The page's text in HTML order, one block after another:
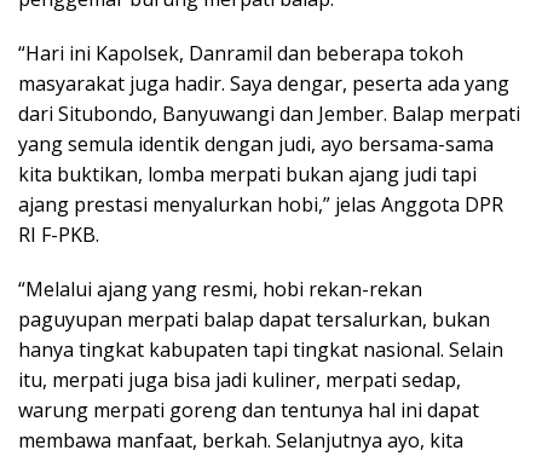
“Hari ini Kapolsek, Danramil dan beberapa tokoh
masyarakat juga hadir. Saya dengar, peserta ada yang
dari Situbondo, Banyuwangi dan Jember. Balap merpati
yang semula identik dengan judi, ayo bersama-sama
kita buktikan, lomba merpati bukan ajang judi tapi
ajang prestasi menyalurkan hobi,” jelas Anggota DPR
RI F-PKB.
“Melalui ajang yang resmi, hobi rekan-rekan
paguyupan merpati balap dapat tersalurkan, bukan
hanya tingkat kabupaten tapi tingkat nasional. Selain
itu, merpati juga bisa jadi kuliner, merpati sedap,
warung merpati goreng dan tentunya hal ini dapat
membawa manfaat, berkah. Selanjutnya ayo, kita